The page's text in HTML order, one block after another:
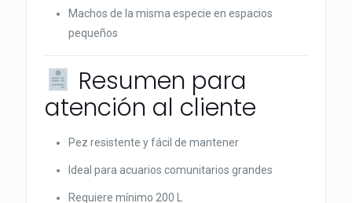
Machos de la misma especie en espacios
pequeños
Resumen para
atención al cliente
Pez resistente y fácil de mantener
Ideal para acuarios comunitarios grandes
Requiere mínimo 200 L